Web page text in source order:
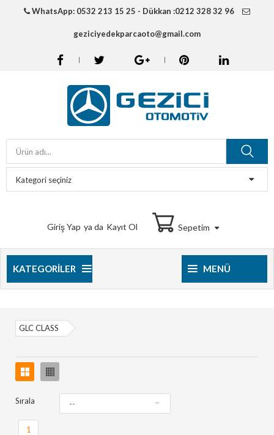
WhatsApp: 0532 213 15 25 - Dükkan :0212 328 32 96
geziciyedekparcaoto@gmail.com
Giriş Yap ya da Kayıt Ol Sepetim
KATEGORILER MENÜ
GLC CLASS
Sırala
1